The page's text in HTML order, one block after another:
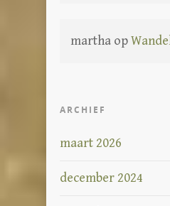
martha op
ARCHIEF
maart 2026
december 2024